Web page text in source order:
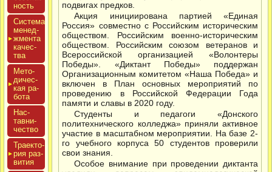
ность
Сис­те­ма
ме­нед­
жмен­та
ка­чес­
тва
Мето­
дичес­
кая ра­
бота
Нас­
тавни­
чес­тво
Тра­ек­то­
рия раз­
ви­тия
подвигах предков.
Акция инициирована партией «Единая
Россия» совместно с Российским историческим
обществом. Российским военно-историческим
обществом. Российским союзом ветеранов и
Всероссийской организацией «Волонтеры
Победы». «Диктант Победы» поддержан
Организационным комитетом «Наша Победа» и
включен в План основных мероприятий по
проведению в Российской Федерации Года
памяти и славы в 2020 году.
Студенты и педагоги «Донского
политехнического колледжа» приняли активное
участие в масштабном мероприятии. На базе 2-
го учебного корпуса 50 студентов проверили
свои знания.
Особое внимание при проведении диктанта